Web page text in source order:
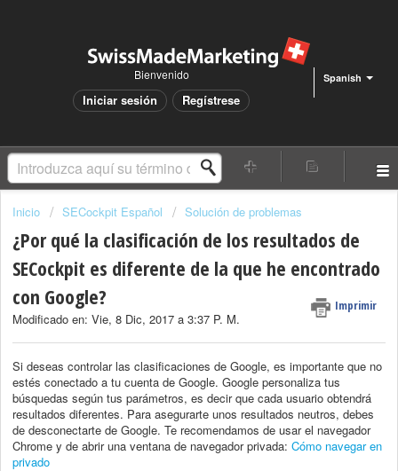
Spanish
Bienvenido
Iniciar sesión Regístrese
Inicio SECockpit Español Solución de problemas
¿Por qué la clasificación de los resultados de
SECockpit es diferente de la que he encontrado
con Google?
Imprimir
Modificado en: Vie, 8 Dic, 2017 a 3:37 P. M.
Si deseas controlar las clasificaciones de Google, es importante que no
estés conectado a tu cuenta de Google. Google personaliza tus
búsquedas según tus parámetros, es decir que cada usuario obtendrá
resultados diferentes. Para asegurarte unos resultados neutros, debes
de desconectarte de Google. Te recomendamos de usar el navegador
Chrome y de abrir una ventana de navegador privada: Cómo navegar en
privado